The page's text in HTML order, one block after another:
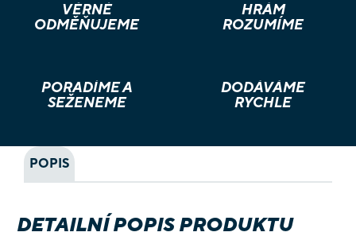
VĚRNÉ
ODMĚŇUJEME
HRÁM
ROZUMÍME
PORADÍME A
SEŽENEME
DODÁVÁME
RYCHLE
POPIS
DETAILNÍ POPIS PRODUKTU